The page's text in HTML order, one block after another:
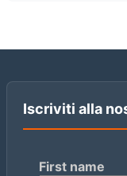
Iscriviti alla
First name